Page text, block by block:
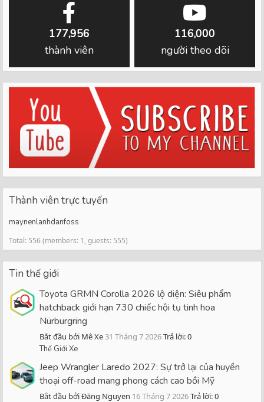
177,956
thành viên
116,000
người theo dõi
Thành viên trực tuyến
maynenlanhdanfoss
Total: 556 (members: 1, guests: 555)
Tin thế giới
Toyota GRMN Corolla 2026 lộ diện: Siêu phẩm
hatchback giới hạn 730 chiếc hội tụ tinh hoa
Nürburgring
Bắt đầu bởi Mê Xe31 Tháng 7 2026Trả lời: 0
Thế Giới Xe
Jeep Wrangler Laredo 2027: Sự trở lại của huyền
thoại off-road mang phong cách cao bồi Mỹ
Bắt đầu bởi Đăng Nguyen 16 Tháng 7 2026Trả lời: 0